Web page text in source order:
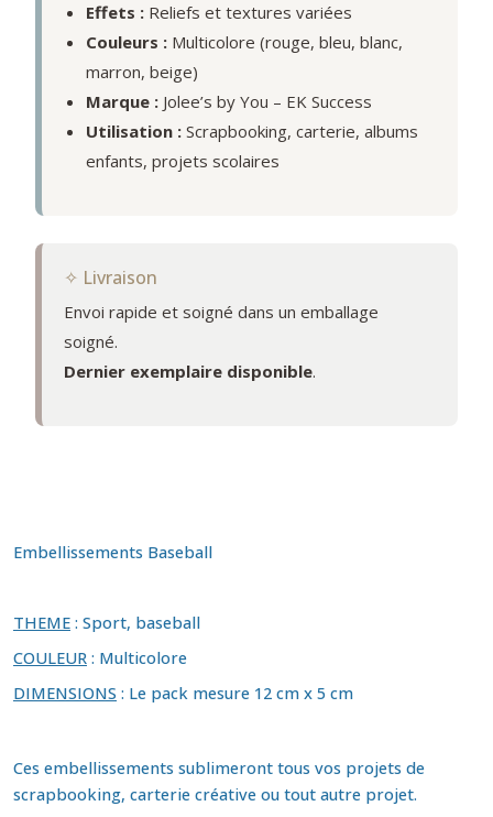
Effets : Reliefs et textures variées
Couleurs : Multicolore (rouge, bleu, blanc,
marron, beige)
Marque : Jolee’s by You – EK Success
Utilisation : Scrapbooking, carterie, albums
enfants, projets scolaires
✧ Livraison
Envoi rapide et soigné dans un emballage
soigné.
Dernier exemplaire disponible.
Embellissements Baseball
THEME : Sport, baseball
COULEUR : Multicolore
DIMENSIONS : Le pack mesure 12 cm x 5 cm
Ces embellissements sublimeront tous vos projets de
scrapbooking, carterie créative ou tout autre projet.